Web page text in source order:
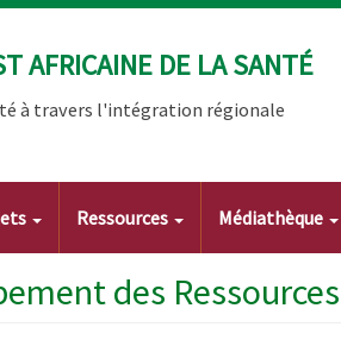
AFRICAINE DE LA SANTÉ
à travers l'intégration régionale
Ressources Médiathèque
des